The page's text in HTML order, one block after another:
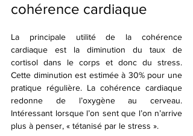
cohérence cardiaque
La principale utilité de la cohérence
cardiaque est la diminution du taux de
cortisol dans le corps et donc du stress.
Cette diminution est estimée à 30% pour une
pratique régulière. La cohérence cardiaque
redonne de l’oxygène au cerveau.
Intéressant lorsque l’on sent que l’on n’arrive
plus à penser, « tétanisé par le stress ».